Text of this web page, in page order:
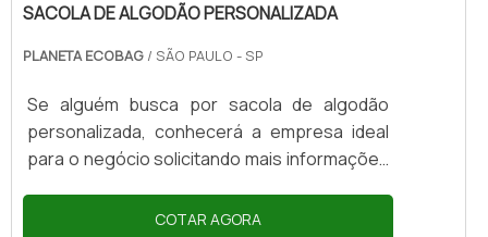
SACOLA DE ALGODÃO PERSONALIZADA
PLANETA ECOBAG / SÃO PAULO - SP
Se alguém busca por sacola de algodão
personalizada, conhecerá a empresa ideal
para o negócio solicitando mais informações
sofisticação, qualidade e preço justo em um
COTAR AGORA